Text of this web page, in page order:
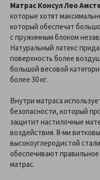
Матрас Консул Лео
которые хотят
который обеспечат
с пружинным блоком
Натуральный латекс
поверхность более
большой весовой
более 30 кг.
Внутри матраса
безопасности, который
защитит настилочные
воздействия. 8-ми
высокоуглеродистой
обеспечивают
матрас.